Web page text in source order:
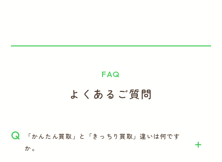
FAQ
よくあるご質問
Q
「かんたん買取」と「きっちり買取」違いは何です
か。